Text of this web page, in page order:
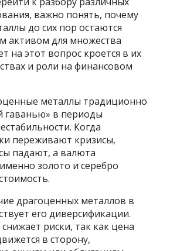
важно понять, почему
до сих пор остаются
активом для множества
на этот вопрос кроется в их
и роли на финансовом
металлы традиционно
гаванью» в периоды
Когда
переживают кризисы,
падают, а валюта
золото и серебро
драгоценных металлов в
его диверсификации.
риски, так как цена
в сторону,